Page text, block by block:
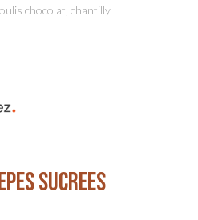
chocolat, chantilly
SUCREES